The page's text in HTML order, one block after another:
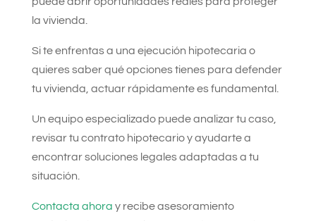
la vivienda.
Si te enfrentas a una ejecución hipotecaria o
quieres saber qué opciones tienes para defender
tu vivienda, actuar rápidamente es fundamental.
Un equipo especializado puede analizar tu caso,
revisar tu contrato hipotecario y ayudarte a
encontrar soluciones legales adaptadas a tu
situación.
Contacta ahora y recibe asesoramiento